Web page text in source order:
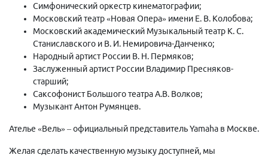
Симфонический оркестр кинематографии;
Московский театр «Новая Опера» имени Е. В. Колобова;
Московский академический Музыкальный театр К. С.
Станиславского и В. И. Немировича-Данченко;
Народный артист России В. Н. Пермяков;
Заслуженный артист России Владимир Пресняков-
старший;
Саксофонист Большого театра А.В. Волков;
Музыкант Антон Румянцев.
Ателье «Вель» – официальный представитель Yamaha в Москве.
Желая сделать качественную музыку доступней, мы